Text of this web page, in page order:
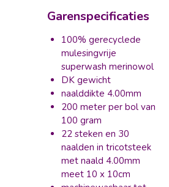
Garenspecificaties
100% gerecyclede
mulesingvrije
superwash merinowol
DK gewicht
naalddikte 4.00mm
200 meter per bol van
100 gram
22 steken en 30
naalden in tricotsteek
met naald 4.00mm
meet 10 x 10cm